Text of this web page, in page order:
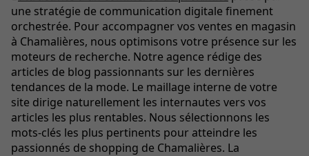
une stratégie de communication digitale finement
orchestrée. Pour accompagner vos ventes en magasin
à Chamalières, nous optimisons votre présence sur les
moteurs de recherche. Notre agence rédige des
articles de blog passionnants sur les dernières
tendances de la mode. Le maillage interne de votre
site dirige naturellement les internautes vers vos
articles les plus rentables. Nous sélectionnons les
mots-clés les plus pertinents pour atteindre les
passionnés de shopping de Chamalières. La